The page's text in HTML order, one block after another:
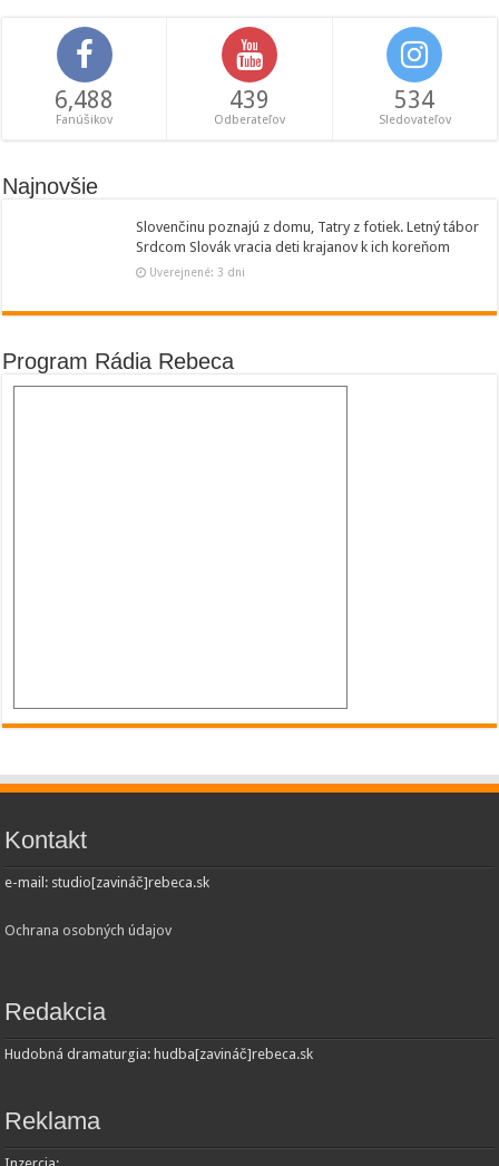
6,488
Fanúšikov
439
Odberateľov
534
Sledovateľov
Najnovšie
Slovenčinu poznajú z domu, Tatry z fotiek. Letný tábor
Srdcom Slovák vracia deti krajanov k ich koreňom
Uverejnené: 3 dni
Program Rádia Rebeca
Kontakt
e-mail: studio[zavináč]rebeca.sk
Ochrana osobných údajov
Redakcia
Hudobná dramaturgia: hudba[zavináč]rebeca.sk
Reklama